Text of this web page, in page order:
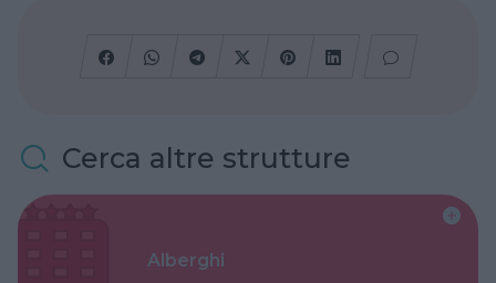
Cerca altre strutture
Alberghi